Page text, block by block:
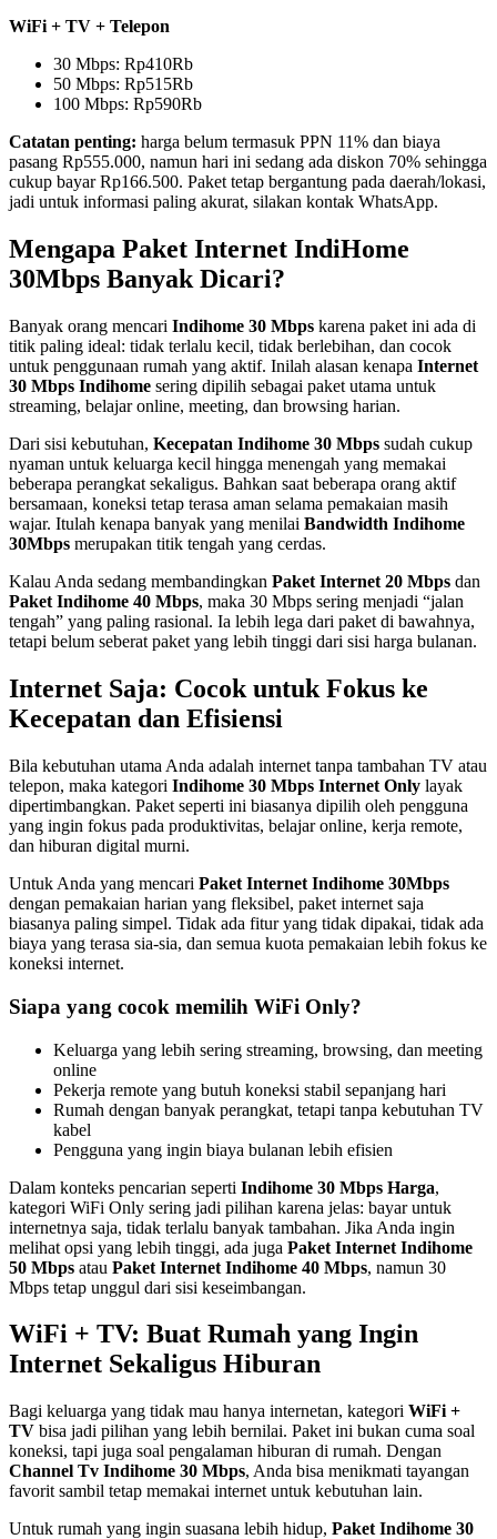
WiFi + TV + Telepon
30 Mbps: Rp410Rb
50 Mbps: Rp515Rb
100 Mbps: Rp590Rb
Catatan penting: harga belum termasuk PPN 11% dan biaya
pasang Rp555.000, namun hari ini sedang ada diskon 70% sehingga
cukup bayar Rp166.500. Paket tetap bergantung pada daerah/lokasi,
jadi untuk informasi paling akurat, silakan kontak WhatsApp.
Mengapa Paket Internet IndiHome
30Mbps Banyak Dicari?
Banyak orang mencari Indihome 30 Mbps karena paket ini ada di
titik paling ideal: tidak terlalu kecil, tidak berlebihan, dan cocok
untuk penggunaan rumah yang aktif. Inilah alasan kenapa Internet
30 Mbps Indihome sering dipilih sebagai paket utama untuk
streaming, belajar online, meeting, dan browsing harian.
Dari sisi kebutuhan, Kecepatan Indihome 30 Mbps sudah cukup
nyaman untuk keluarga kecil hingga menengah yang memakai
beberapa perangkat sekaligus. Bahkan saat beberapa orang aktif
bersamaan, koneksi tetap terasa aman selama pemakaian masih
wajar. Itulah kenapa banyak yang menilai Bandwidth Indihome
30Mbps merupakan titik tengah yang cerdas.
Kalau Anda sedang membandingkan Paket Internet 20 Mbps dan
Paket Indihome 40 Mbps, maka 30 Mbps sering menjadi “jalan
tengah” yang paling rasional. Ia lebih lega dari paket di bawahnya,
tetapi belum seberat paket yang lebih tinggi dari sisi harga bulanan.
Internet Saja: Cocok untuk Fokus ke
Kecepatan dan Efisiensi
Bila kebutuhan utama Anda adalah internet tanpa tambahan TV atau
telepon, maka kategori Indihome 30 Mbps Internet Only layak
dipertimbangkan. Paket seperti ini biasanya dipilih oleh pengguna
yang ingin fokus pada produktivitas, belajar online, kerja remote,
dan hiburan digital murni.
Untuk Anda yang mencari Paket Internet Indihome 30Mbps
dengan pemakaian harian yang fleksibel, paket internet saja
biasanya paling simpel. Tidak ada fitur yang tidak dipakai, tidak ada
biaya yang terasa sia-sia, dan semua kuota pemakaian lebih fokus ke
koneksi internet.
Siapa yang cocok memilih WiFi Only?
Keluarga yang lebih sering streaming, browsing, dan meeting
online
Pekerja remote yang butuh koneksi stabil sepanjang hari
Rumah dengan banyak perangkat, tetapi tanpa kebutuhan TV
kabel
Pengguna yang ingin biaya bulanan lebih efisien
Dalam konteks pencarian seperti Indihome 30 Mbps Harga,
kategori WiFi Only sering jadi pilihan karena jelas: bayar untuk
internetnya saja, tidak terlalu banyak tambahan. Jika Anda ingin
melihat opsi yang lebih tinggi, ada juga Paket Internet Indihome
50 Mbps atau Paket Internet Indihome 40 Mbps, namun 30
Mbps tetap unggul dari sisi keseimbangan.
WiFi + TV: Buat Rumah yang Ingin
Internet Sekaligus Hiburan
Bagi keluarga yang tidak mau hanya internetan, kategori WiFi +
TV bisa jadi pilihan yang lebih bernilai. Paket ini bukan cuma soal
koneksi, tapi juga soal pengalaman hiburan di rumah. Dengan
Channel Tv Indihome 30 Mbps, Anda bisa menikmati tayangan
favorit sambil tetap memakai internet untuk kebutuhan lain.
Untuk rumah yang ingin suasana lebih hidup, Paket Indihome 30